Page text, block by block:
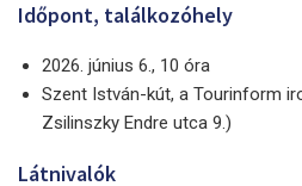
Időpont, találkozóhely
2026. június 6., 10 óra
Szent István-kút, a Tourinform
Zsilinszky Endre utca 9.)
Látnivalók